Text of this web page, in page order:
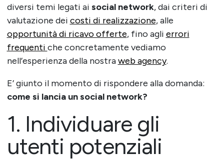
diversi temi legati ai social network, dai criteri di
valutazione dei costi di realizzazione, alle
opportunità di ricavo offerte, fino agli errori
frequenti che concretamente vediamo
nell’esperienza della nostraweb agency.
E’ giunto il momento di rispondere alla domanda:
come si lancia un social network?
1. Individuare gli
utenti potenziali